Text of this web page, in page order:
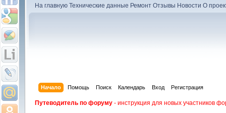
На главную Технические данные Ремонт Отзывы Новости О
Начало Помощь Поиск Календарь Вход Регистрация
Путеводитель по форуму - инструкция для новых участников